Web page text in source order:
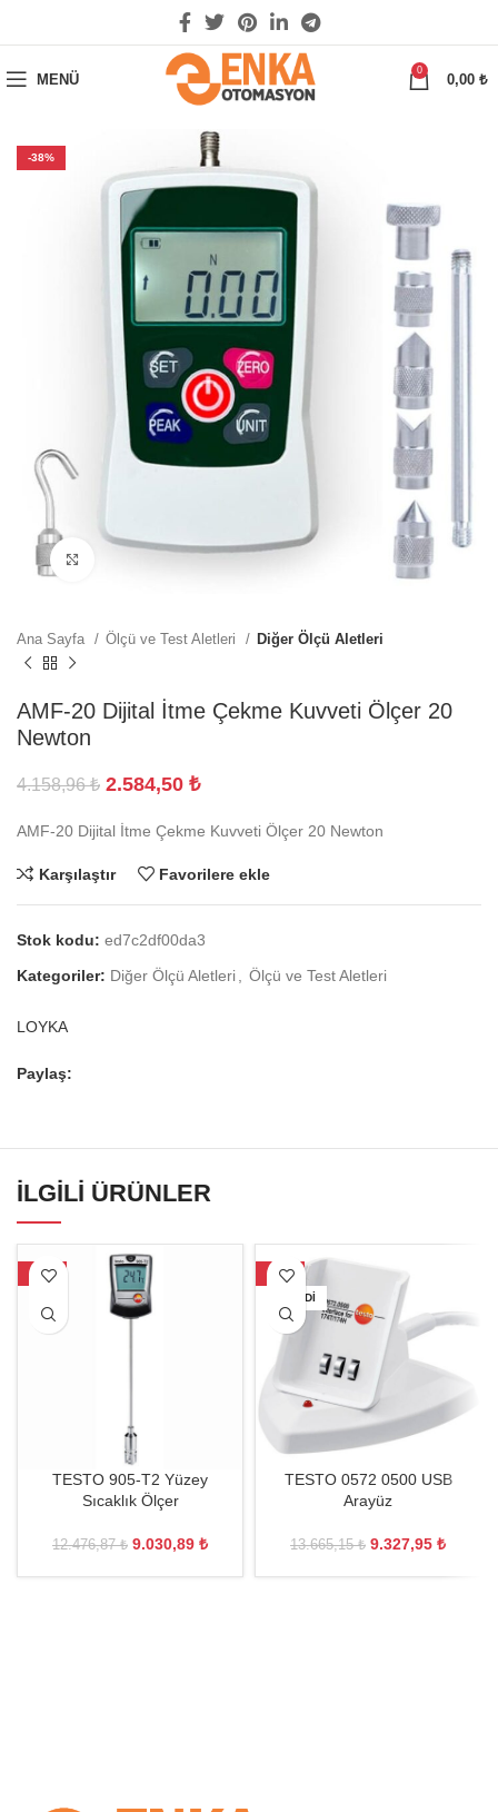
MENÜ
0
0,00 ₺
-38%
Büyütmek için tıklayın
Ana Sayfa Ölçü ve Test Aletleri Diğer Ölçü Aletleri
AMF-20 Dijital İtme Çekme Kuvveti Ölçer 20
Newton
4.158,96₺ 2.584,50 ₺
AMF-20 Dijital İtme Çekme Kuvveti Ölçer 20 Newton
Karşılaştır Favorilere ekle
Stok kodu: ed7c2df00da3
Kategoriler: Diğer Ölçü Aletleri Ölçü ve Test Aletleri
LOYKA
Paylaş:
İLGILI ÜRÜNLER
-28%
TESTO 905-T2 Yüzey
Sıcaklık Ölçer
12.476,87₺ 9.030,89 ₺
-32%
TÜKENDI
TESTO 0572 0500 USB
Arayüz
13.665,15₺ 9.327,95 ₺